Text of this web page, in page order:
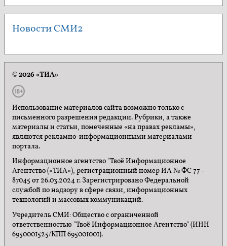
Новости СМИ2
© 2026 «ТИА»
Использование материалов сайта возможно только с
письменного разрешения редакции. Рубрики, а также
материалы и статьи, помеченные «на правах рекламы»,
являются рекламно-информационными материалами
портала.
Информационное агентство "Твоё Информационное
Агентство («ТИА»), регистрационный номер ИА № ФС 77 -
87045 от 26.03.2024 г. Зарегистрировано Федеральной
службой по надзору в сфере связи, информационных
технологий и массовых коммуникаций.
Учредитель СМИ: Общество с ограниченной
ответственностью "Твоё Информационное Агентство" (ИНН
6950001525/КПП 695001001).